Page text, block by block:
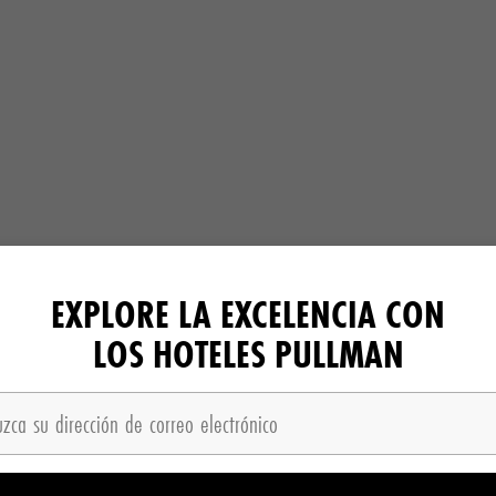
EXPLORE LA EXCELENCIA CON
LOS HOTELES PULLMAN